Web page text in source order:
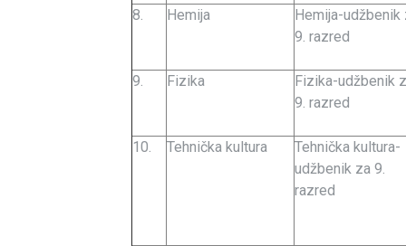
8. Hemija
Hemija-udžbenik
9. razred
9. Fizika
Fizika-udžbenik
9. razred
10. Tehnička kultura
Tehnička kultura-
udžbenik za 9.
razred